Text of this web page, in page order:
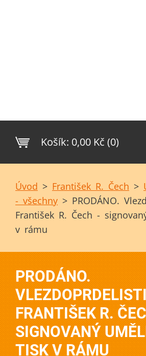
Košík: 0,00 Kč (0)
Úvod > František R. Čech >
- všechny > PRODÁNO.
František R. Čech -
v rámu
PRODÁNO.
FRANTIŠEK R.
SIGNOVANÝ
TISK V RÁMU